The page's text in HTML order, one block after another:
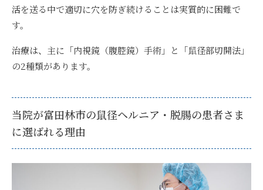
活を送る中で適切に穴を防ぎ続けることは実質的に困難で
す。
治療は、主に「内視鏡（腹腔鏡）手術」と「鼠径部切開法」
の2種類があります。
当院が富田林市の鼠径ヘルニア・脱腸の患者さま
に選ばれる理由